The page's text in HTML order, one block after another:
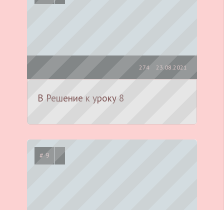
23.08.2021
274
В Решение к уроку 8
# 9